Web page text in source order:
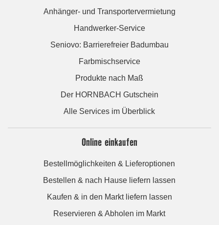
Anhänger- und Transportervermietung
Handwerker-Service
Seniovo: Barrierefreier Badumbau
Farbmischservice
Produkte nach Maß
Der HORNBACH Gutschein
Alle Services im Überblick
Online einkaufen
Bestellmöglichkeiten & Lieferoptionen
Bestellen & nach Hause liefern lassen
Kaufen & in den Markt liefern lassen
Reservieren & Abholen im Markt